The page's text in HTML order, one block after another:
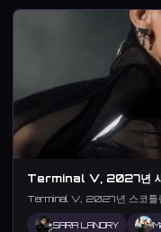
Terminal V, 2027년 새
Terminal V, 2027년 스코틀
SARA LANDRY